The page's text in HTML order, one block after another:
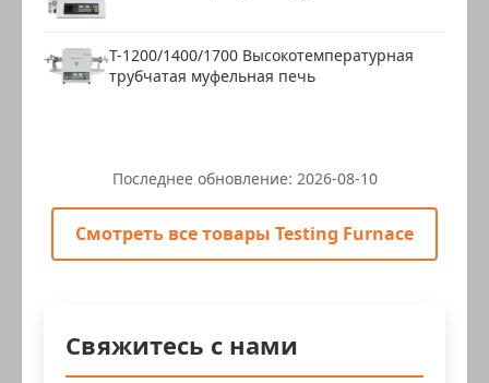
T-1200/1400/1700 Высокотемпературная
трубчатая муфельная печь
Последнее обновление: 2026-08-10
Смотреть все товары Testing Furnace
Свяжитесь с нами